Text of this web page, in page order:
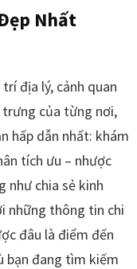
Nhất
địa lý, cảnh quan
trưng của từng nơi,
hấp dẫn nhất: khám
tích ưu – nhược
như chia sẻ kinh
những thông tin chi
đâu là điểm đến
bạn đang tìm kiếm